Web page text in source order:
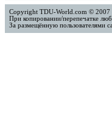
Copyright TDU-World.com © 2007
При копировании/перепечатке
За размещённую пользователями